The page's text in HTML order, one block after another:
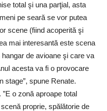
total şi una parţial, asta
pe seară se vor putea
scene (fiind acoperită şi
mai interesantă este scena
de avioane şi care va
acesta va fi o provocare
stage”, spune Renate.
o zonă aproape total
proprie, spălătorie de